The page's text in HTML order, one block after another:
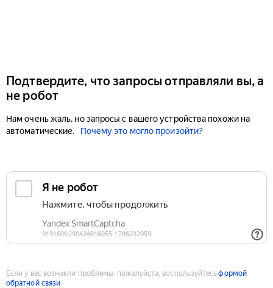
Подтвердите, что запросы отправляли вы, а
не робот
Нам очень жаль, но запросы с вашего устройства похожи на
автоматические.
Почему это могло произойти?
Если у вас возникли проблемы, пожалуйста, воспользуйтесьформой
обратной связи